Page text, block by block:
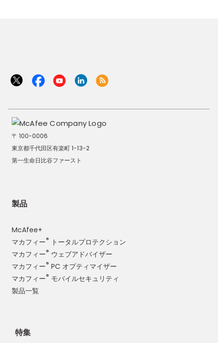
〒 100-0006
東京都千代田区有楽町 1-13-2
第一生命日比谷ファースト
製品
McAfee+
マカフィー®
トータルプロテクション
マカフィー® ウェブアドバイザー
マカフィー® PC オプティマイザー
マカフィー® モバイルセキュリティ
製品一覧
特集